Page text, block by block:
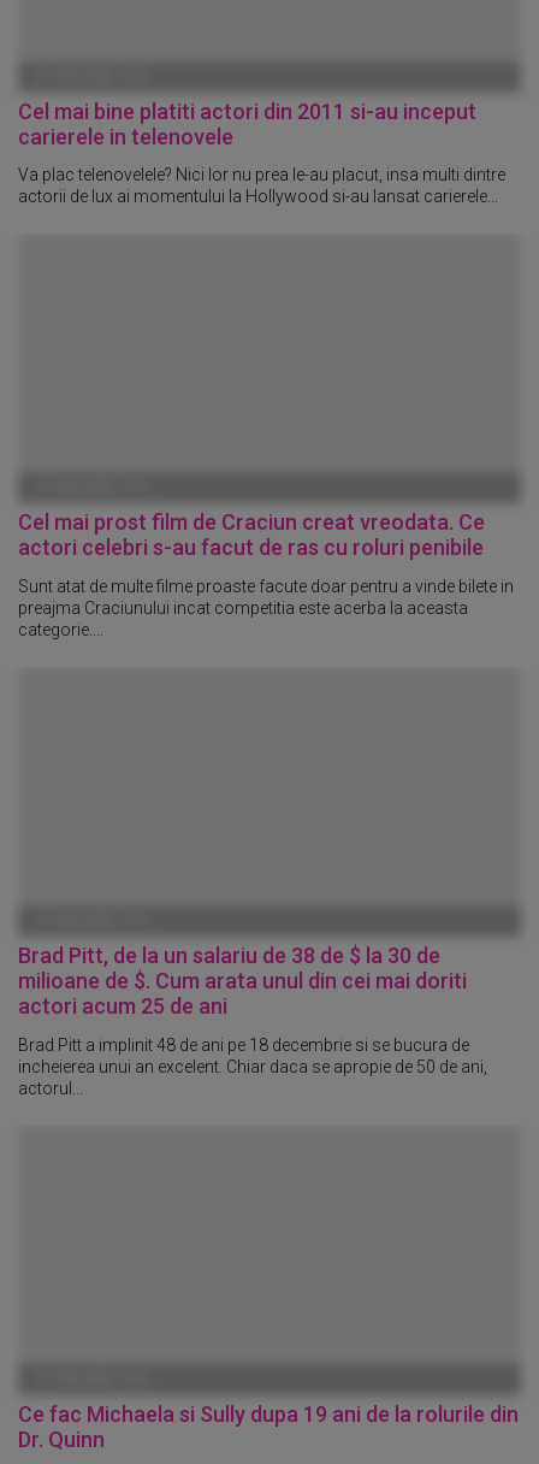
Cel mai bine platiti actori din 2011 si-au inceput
carierele in telenovele
Va plac telenovelele? Nici lor nu prea le-au placut, insa multi dintre
actorii de lux ai momentului la Hollywood si-au lansat carierele...
Cel mai prost film de Craciun creat vreodata. Ce
actori celebri s-au facut de ras cu roluri penibile
Sunt atat de multe filme proaste facute doar pentru a vinde bilete in
preajma Craciunului incat competitia este acerba la aceasta
categorie....
Brad Pitt, de la un salariu de 38 de $ la 30 de
milioane de $. Cum arata unul din cei mai doriti
actori acum 25 de ani
Brad Pitt a implinit 48 de ani pe 18 decembrie si se bucura de
incheierea unui an excelent. Chiar daca se apropie de 50 de ani,
actorul...
Ce fac Michaela si Sully dupa 19 ani de la rolurile din
Dr. Quinn